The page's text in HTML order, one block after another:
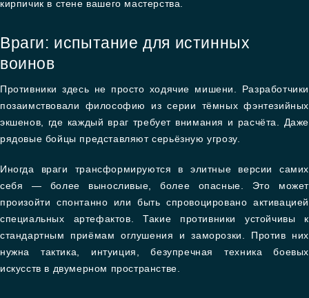
кирпичик в стене вашего мастерства.
Враги: испытание для истинных
воинов
Противники здесь не просто ходячие мишени. Разработчики
позаимствовали философию из серии тёмных фэнтезийных
экшенов, где каждый враг требует внимания и расчёта. Даже
рядовые бойцы представляют серьёзную угрозу.
Иногда враги трансформируются в элитные версии самих
себя — более выносливые, более опасные. Это может
произойти спонтанно или быть спровоцировано активацией
специальных артефактов. Такие противники устойчивы к
стандартным приёмам оглушения и заморозки. Против них
нужна тактика, интуиция, безупречная техника боевых
искусств в двумерном пространстве.